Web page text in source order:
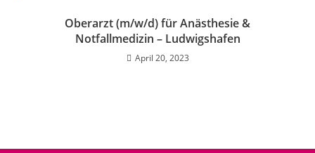
Oberarzt (m/w/d) für Anästhesie &
Notfallmedizin – Ludwigshafen
April 20, 2023